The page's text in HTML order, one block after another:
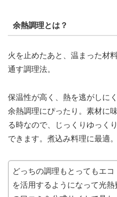
余熱調理とは？
火を止めたあと、温まった材
通す調理法。
保温性が高く、熱を逃がしに
余熱調理にぴったり。素材に
る時なので、じっくりゆっく
できます。煮込み料理に最適。
どっちの調理もとってもエ
を活用するようになって光熱